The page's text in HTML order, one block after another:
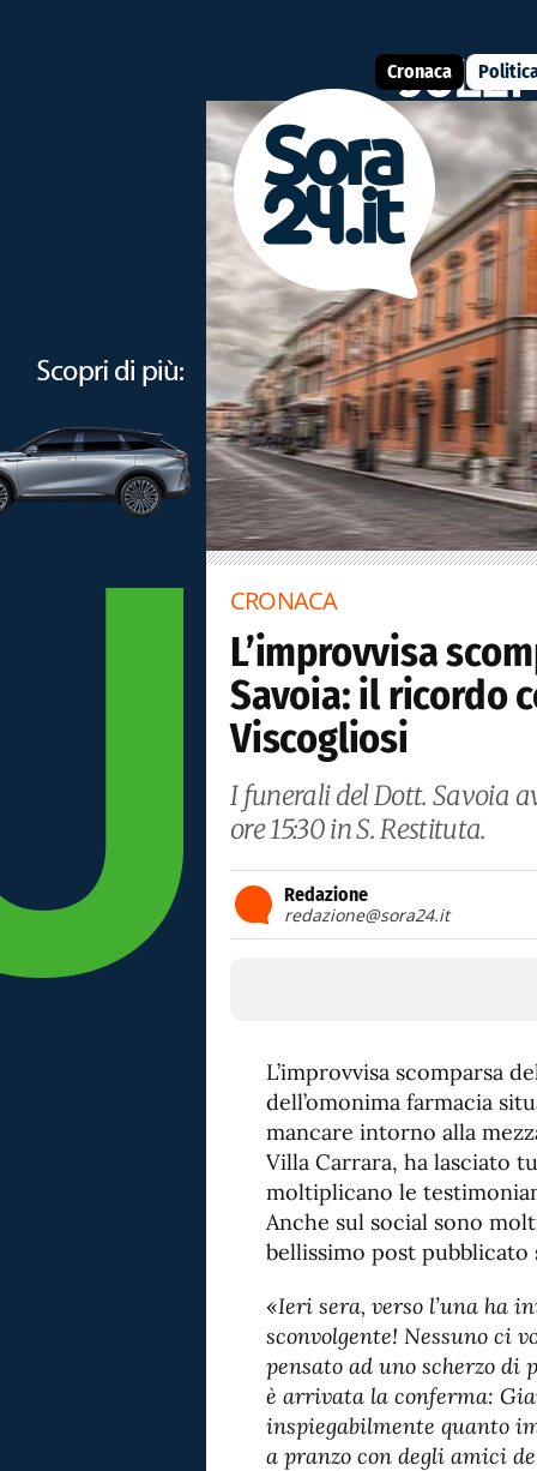
Cronaca
CRONACA
L’improvvisa
Savoia: il ricordo
Viscogliosi
I funerali del Dott. Savoia
ore 15:30 in S. Restituta.
Redazione
redazione@sora24.it
L’improvvisa scomparsa
dell’omonima farmacia
mancare intorno alla
Villa Carrara, ha lasciato
moltiplicano le
Anche sul social sono
bellissimo post pubblicato
«Ieri sera, verso l’una ha
sconvolgente! Nessuno ci
pensato ad uno scherzo di
è arrivata la conferma:
inspiegabilmente quanto
a pranzo con degli amici